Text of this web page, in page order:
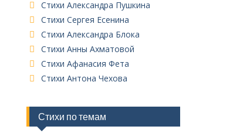
к
в
с
е
х
р
у
к
Стихи Александра Пушкина
Стихи Сергея Есенина
Стихи Александра Блока
Стихи Анны Ахматовой
Стихи Афанасия Фета
Стихи Антона Чехова
Стихи по темам